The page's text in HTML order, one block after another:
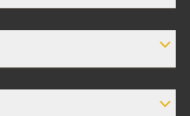
EXPAND_MORE
EXPAND_MORE